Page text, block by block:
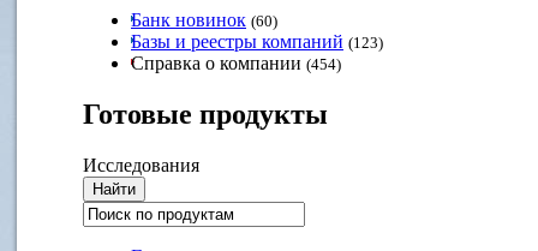
Банк новинок (60)
Базы и реестры компаний (123)
Справка о компании (454)
Готовые продукты
Исследования